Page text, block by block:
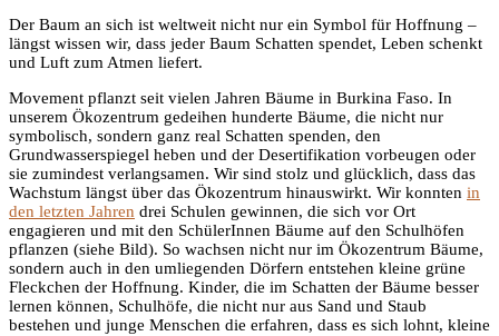
Der Baum an sich ist weltweit nicht nur ein Symbol für Hoffnung –
längst wissen wir, dass jeder Baum Schatten spendet, Leben schenkt
und Luft zum Atmen liefert.
Movement pflanzt seit vielen Jahren Bäume in Burkina Faso. In
unserem Ökozentrum gedeihen hunderte Bäume, die nicht nur
symbolisch, sondern ganz real Schatten spenden, den
Grundwasserspiegel heben und der Desertifikation vorbeugen oder
sie zumindest verlangsamen. Wir sind stolz und glücklich, dass das
Wachstum längst über das Ökozentrum hinauswirkt. Wir konnten in
den letzten Jahren drei Schulen gewinnen, die sich vor Ort
engagieren und mit den SchülerInnen Bäume auf den Schulhöfen
pflanzen (siehe Bild). So wachsen nicht nur im Ökozentrum Bäume,
sondern auch in den umliegenden Dörfern entstehen kleine grüne
Fleckchen der Hoffnung. Kinder, die im Schatten der Bäume besser
lernen können, Schulhöfe, die nicht nur aus Sand und Staub
bestehen und junge Menschen die erfahren, dass es sich lohnt, kleine